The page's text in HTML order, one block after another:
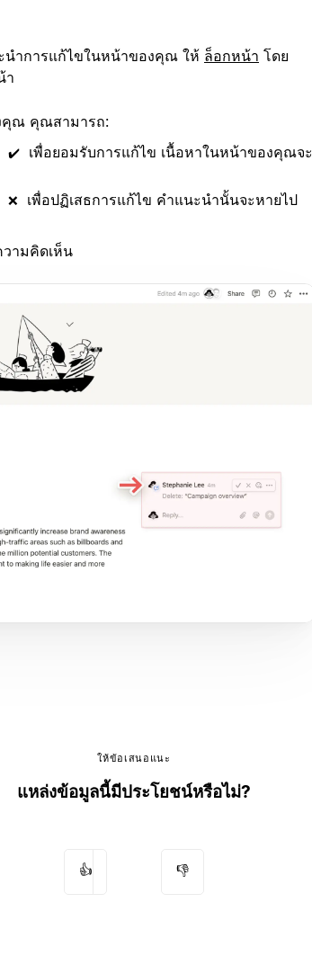
ำการแก้ไขในหน้าของคุณ ให้ ล็อกหน้า โดย
า
คุณ คุณสามารถ:
✔️
เพื่อยอมรับการแก้ไข เนื้อหาในหน้าของคุณจะ
❌
เพื่อปฏิเสธการแก้ไข คำแนะนำนั้นจะหายไป
ามคิดเห็น
ให้ข้อเสนอแนะ
แหล่งข้อมูลนี้มีประโยชน์หรือไม่?
👍 👎